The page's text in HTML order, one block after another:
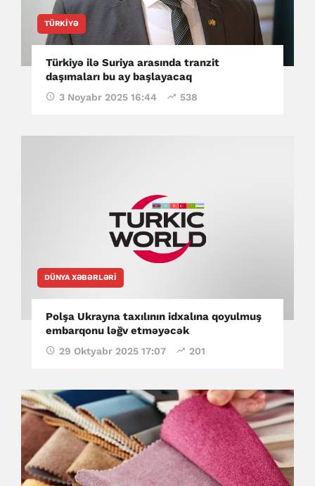
TÜRKIYƏ
Türkiyə ilə Suriya arasında tranzit
daşımaları bu ay başlayacaq
3 Noyabr 2025 16:44 538
DÜNYA XƏBƏRLƏRI
Polşa Ukrayna taxılının idxalına qoyulmuş
embarqonu ləğv etməyəcək
29 Oktyabr 2025 17:07 201